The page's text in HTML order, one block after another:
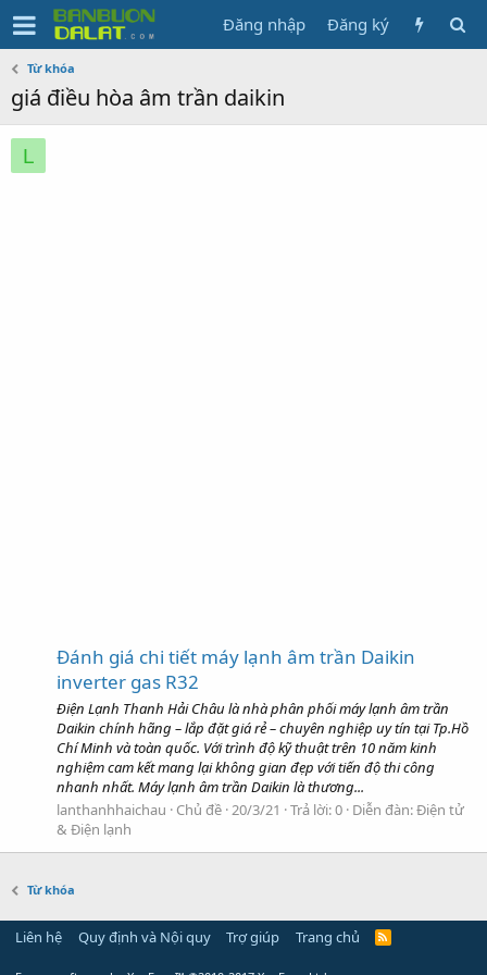
Đăng nhập Đăng ký
Từ khóa
giá điều hòa âm trần daikin
L
Đánh giá chi tiết máy lạnh âm trần Daikin
inverter gas R32
Điện Lạnh Thanh Hải Châu là nhà phân phối máy lạnh âm trần
Daikin chính hãng – lắp đặt giá rẻ – chuyên nghiệp uy tín tại Tp.Hồ
Chí Minh và toàn quốc. Với trình độ kỹ thuật trên 10 năm kinh
nghiệm cam kết mang lại không gian đẹp với tiến độ thi công
nhanh nhất. Máy lạnh âm trần Daikin là thương...
lanthanhhaichau
Chủ đề 20/3/21 Trả lời: 0 Diễn đàn:Điện tử
& Điện lạnh
Từ khóa
Liên hệ Quy định và Nội quy Trợ giúp Trang chủ